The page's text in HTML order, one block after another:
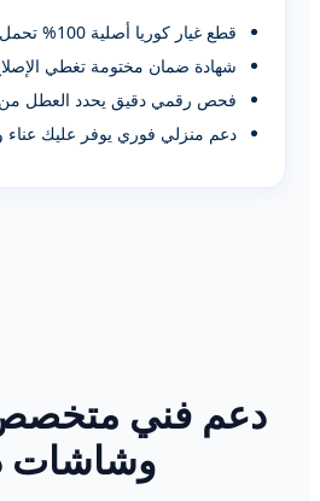
قطع غيار كوريا أصلية 100% تحمل باركود الشركة الأم.
شهادة ضمان مختومة تغطي
فحص رقمي دقيق يحدد العطل من
دعم منزلي فوري يوفر عليك عناء
دعم فني متخصص
وشاشات